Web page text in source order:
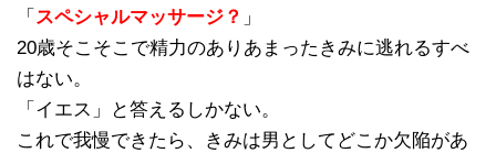
「 スペシャルマッサージ？ 」
20歳そこそこで精力のありあまったきみに逃れるすべ
はない。
「イエス」と答えるしかない。
これで我慢できたら、きみは男としてどこか欠陥があ